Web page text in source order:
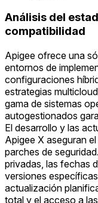
Análisis del
compatibilidad
Apigee ofrece una
entornos de
configuraciones
estrategias
gama de sistemas
autogestionados
El desarrollo y las
Apigee X aseguran
parches de
privadas, las fechas
versiones
actualización
total y el acceso a